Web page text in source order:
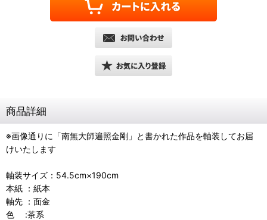
商品詳細
※画像通りに「南無大師遍照金剛」と書かれた作品を軸装してお届
けいたします
軸装サイズ：54.5cm×190cm
本紙 ：紙本
軸先 ：面金
色 :茶系